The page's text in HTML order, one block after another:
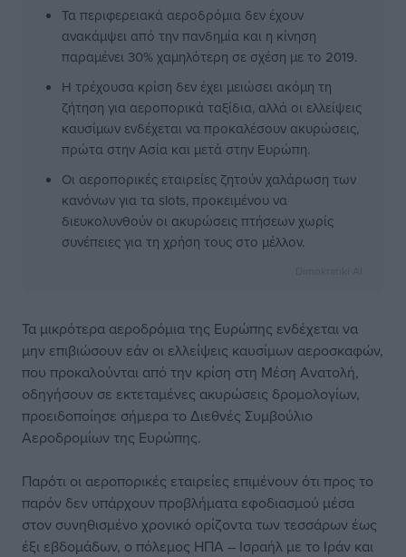
Τα περιφερειακά αεροδρόμια δεν έχουν
ανακάμψει από την πανδημία και η κίνηση
παραμένει 30% χαμηλότερη σε σχέση με το 2019.
Η τρέχουσα κρίση δεν έχει μειώσει ακόμη τη
ζήτηση για αεροπορικά ταξίδια, αλλά οι ελλείψεις
καυσίμων ενδέχεται να προκαλέσουν ακυρώσεις,
πρώτα στην Ασία και μετά στην Ευρώπη.
Οι αεροπορικές εταιρείες ζητούν χαλάρωση των
κανόνων για τα slots, προκειμένου να
διευκολυνθούν οι ακυρώσεις πτήσεων χωρίς
συνέπειες για τη χρήση τους στο μέλλον.
Τα μικρότερα αεροδρόμια της Ευρώπης ενδέχεται να
μην επιβιώσουν εάν οι ελλείψεις καυσίμων αεροσκαφών,
που προκαλούνται από την κρίση στη Μέση Ανατολή,
οδηγήσουν σε εκτεταμένες ακυρώσεις δρομολογίων,
προειδοποίησε σήμερα το Διεθνές Συμβούλιο
Αεροδρομίων της Ευρώπης.
Παρότι οι αεροπορικές εταιρείες επιμένουν ότι προς το
παρόν δεν υπάρχουν προβλήματα εφοδιασμού μέσα
στον συνηθισμένο χρονικό ορίζοντα των τεσσάρων έως
έξι εβδομάδων, ο πόλεμος ΗΠΑ – Ισραήλ με το Ιράν και